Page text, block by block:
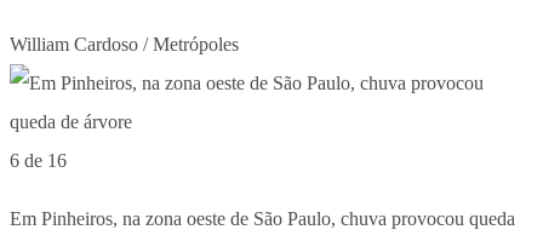
William Cardoso / Metrópoles
6 de 16
Em Pinheiros, na zona oeste de São Paulo, chuva provocou queda